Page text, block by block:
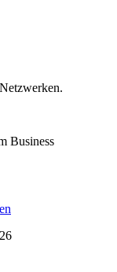
Business